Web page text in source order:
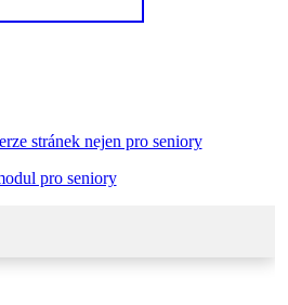
stránek nejen pro seniory